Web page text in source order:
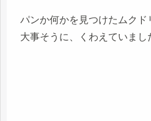
パンか何かを見つけたムクド
大事そうに、くわえていまし